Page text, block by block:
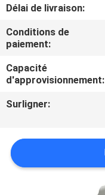
DE
QUALITÉ
CONTACTEZ-
NOUS
UNE
CITATION
Délai de livraison:
Conditions de
paiement:
Capacité
d'approvisionnement:
Surligner: